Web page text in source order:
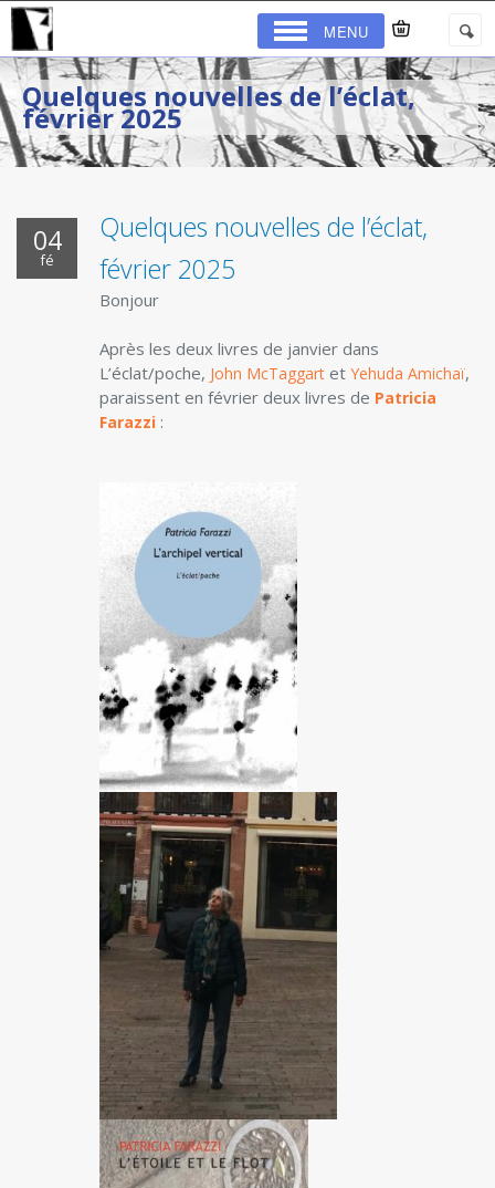
MENU
Quelques nouvelles de l’éclat,
février 2025
04
fé
Quelques nouvelles de l’éclat,
février 2025
Bonjour
Après les deux livres de janvier dans
L’éclat/poche, John McTaggart et Yehuda Amichaï,
paraissent en février deux livres de Patricia
Farazzi :